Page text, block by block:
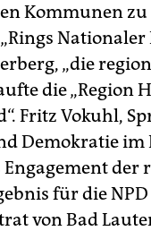
Kommunen zu
Nationaler
„die
die „Region
Fritz Vokuhl,
Demokratie im
der
für die
von Bad